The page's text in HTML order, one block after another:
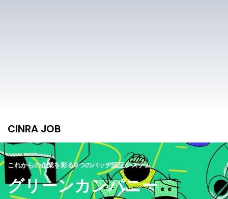
CINRA JOB
これからの企業を彩る9つのバッヂ認証システム
グリーンカンパニー